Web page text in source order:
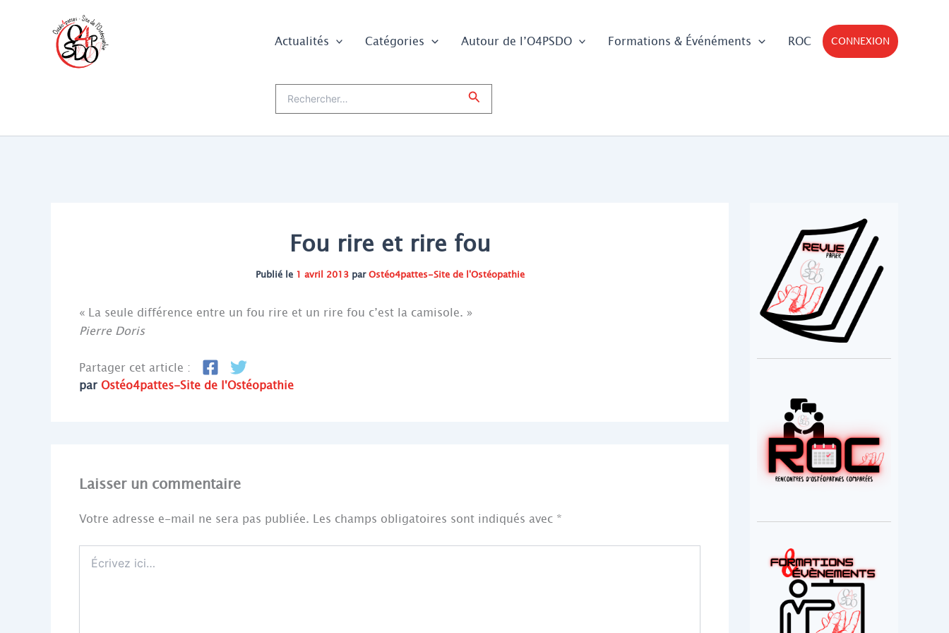
Actualités Catégories Autour de l’O4PSDO Formations & Événéments ROC CONNEXION
Rechercher
Fou rire et rire fou
Publié le 1 avril 2013parOstéo4pattes-Site de l'Ostéopathie
« La seule différence entre un fou rire et un rire fou c’est la camisole. »
Pierre Doris
Partager cet article :
par Ostéo4pattes-Site de l'Ostéopathie
Laisser un commentaire
Votre adresse e-mail ne sera pas publiée. Les champs obligatoires sont indiqués avec *
Écrivez
ici…